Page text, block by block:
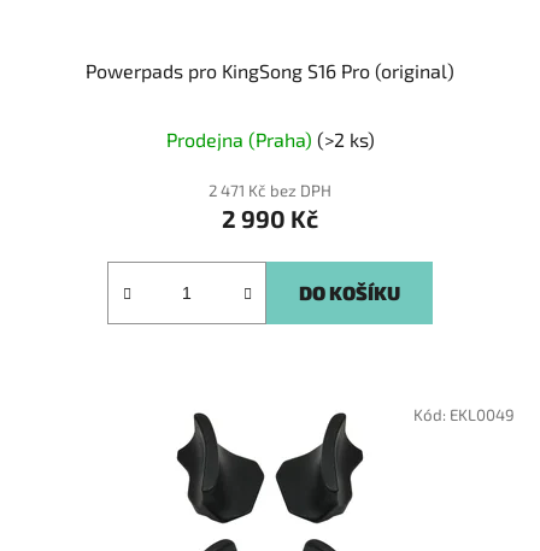
Powerpads pro KingSong S16 Pro (original)
Prodejna (Praha) (>2 ks)
2 471 Kč bez DPH
2 990 Kč
DO KOŠÍKU
Kód: EKL0049